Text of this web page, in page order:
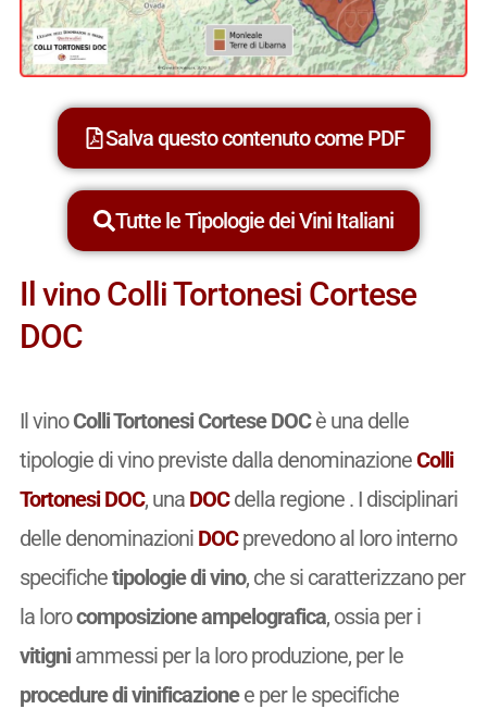
Salva questo contenuto come PDF
Tutte le Tipologie dei Vini Italiani
Il vino Colli Tortonesi Cortese
DOC
Il vinoColli Tortonesi Cortese DOCè una delle
tipologie di vino previste dalla denominazioneColli
Tortonesi DOC, una DOCdella regione . I disciplinari
delle denominazioni DOCprevedono al loro interno
specifichetipologie di vino, che si caratterizzano per
la lorocomposizione ampelografica, ossia per i
vitigniammessi per la loro produzione, per le
procedure di vinificazionee per le specifiche